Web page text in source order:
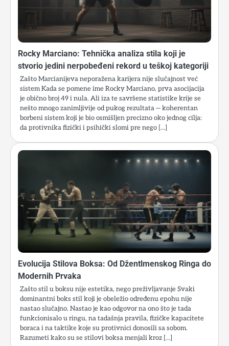
Rocky Marciano: Tehnička analiza stila koji je
stvorio jedini nerpobeđeni rekord u teškoj kategoriji
Zašto Marcianijeva neporažena karijera nije slučajnost već
sistem Kada se pomene ime Rocky Marciano, prva asocijacija
je obično broj 49 i nula. Ali iza te savršene statistike krije se
nešto mnogo zanimljivije od pukog rezultata — koherentan
borbeni sistem koji je bio osmišljen precizno oko jednog cilja:
da protivnika fizički i psihički slomi pre nego […]
Evolucija Stilova Boksa: Od Džentlmenskog Ringa do
Modernih Prvaka
Zašto stil u boksu nije estetika, nego preživljavanje Svaki
dominantni boks stil koji je obeležio određenu epohu nije
nastao slučajno. Nastao je kao odgovor na ono što je tada
funkcionisalo u ringu, na tadašnja pravila, fizičke kapacitete
boraca i na taktike koje su protivnici donosili sa sobom.
Razumeti kako su se stilovi boksa menjali kroz […]